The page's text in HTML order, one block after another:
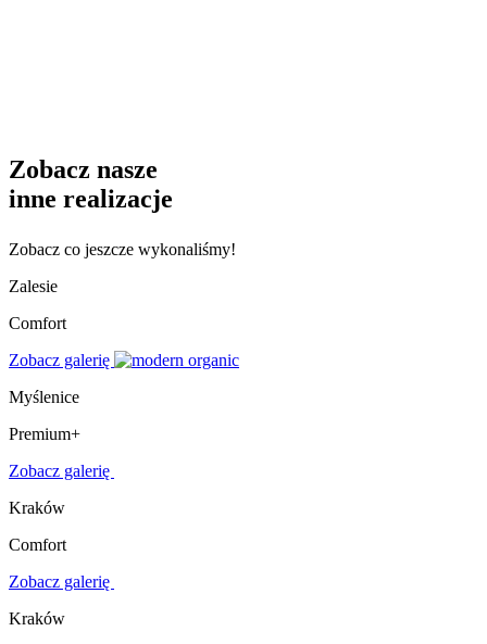
Zobacz nasze
inne realizacje
Zobacz co jeszcze wykonaliśmy!
Zalesie
Comfort
Zobacz galerię
Myślenice
Premium+
Zobacz galerię
Kraków
Comfort
Zobacz galerię
Kraków